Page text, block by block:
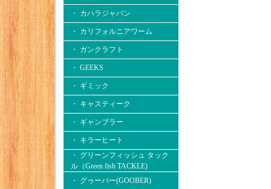
・ カハラジャパン
・ カリフォルニアワーム
・ ガンクラフト
・ GEEKS
・ ギミック
・ キャスティーク
・ ギャンブラー
・ キラーヒート
・ グリーンフィッシュ タック
ル（Green fish TACKLE)
・ グゥーバー(GOOBER)